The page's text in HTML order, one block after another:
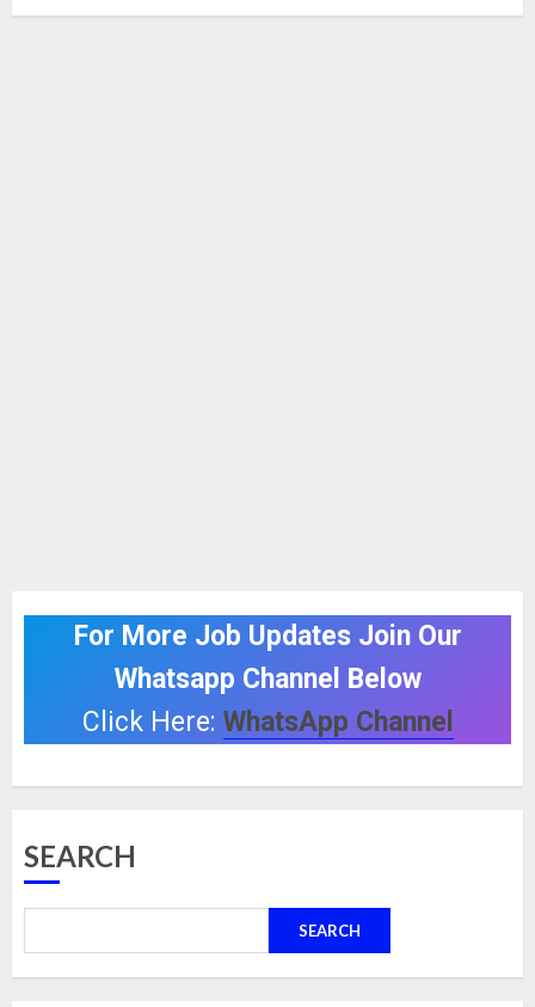
For More Job Updates Join Our
Whatsapp Channel Below
Click Here: WhatsApp Channel
SEARCH
SEARCH